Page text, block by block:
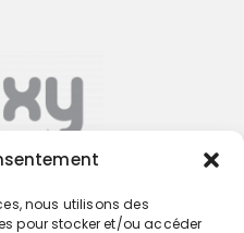
nous utilisons des
pour stocker et/ou accéder
cabinet